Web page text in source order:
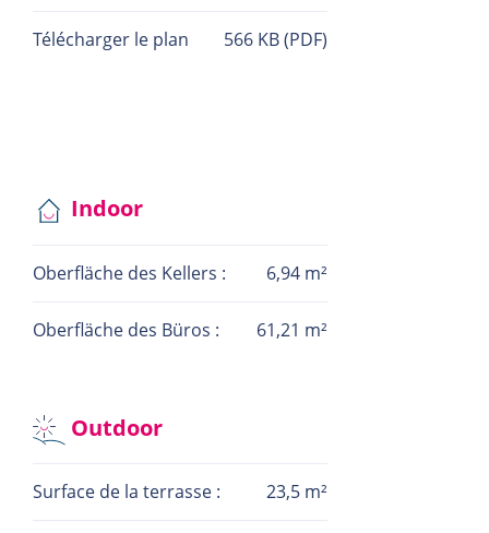
Télécharger le plan 566 KB(PDF)
Indoor
Oberfläche des Kellers : 6,94 m²
Oberfläche des Büros : 61,21 m²
Outdoor
Surface de la terrasse : 23,5 m²